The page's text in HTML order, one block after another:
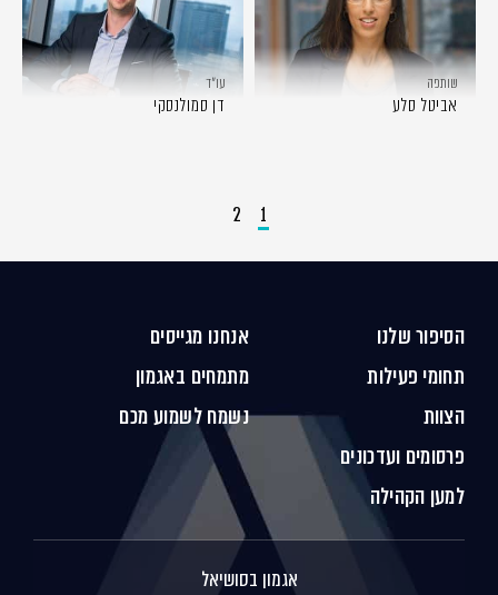
שותפה
אביטל סלע
עו״ד
דן סמולנסקי
1
2
הסיפור שלנו
תחומי פעילות
הצוות
פרסומים ועדכונים
למען הקהילה
אנחנו מגייסים
מתמחים באגמון
נשמח לשמוע מכם
אגמון בסושיאל